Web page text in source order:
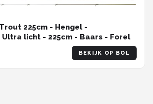
225cm - Hengel -
licht - 225cm - Baars - Forel
BEKIJK OP BOL